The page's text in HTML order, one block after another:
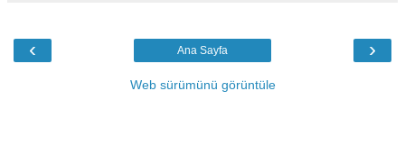
‹ ›
Ana Sayfa
Web sürümünü görüntüle